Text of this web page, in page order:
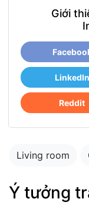
Giới
LinkedIn
Reddit
Living room
Ý tưởng